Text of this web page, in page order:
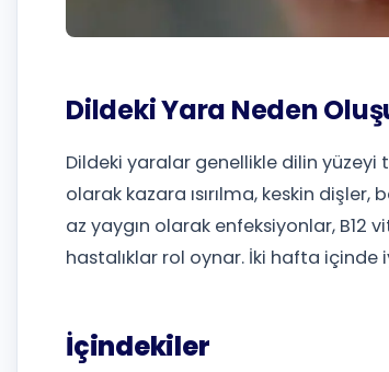
Dildeki Yara Neden
Dildeki yaralar genellikle dilin
olarak kazara ısırılma, keskin
az yaygın olarak enfeksiyonlar,
hastalıklar rol oynar. İki hafta
İçindekiler